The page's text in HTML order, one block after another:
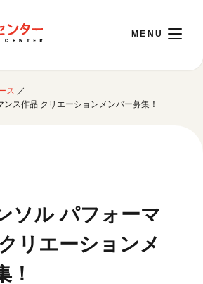
ギャラリー・図書室・情報コーナーは20:00まで／カ
リティ
ス ／
ス作品 クリエーションメンバー募集！
ソル パフォーマ
リエーションメ
！